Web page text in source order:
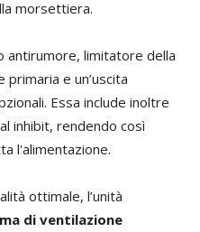
morsettiera.
antirumore, limitatore della
e un’uscita
Essa include inoltre
inhibit, rendendo così
l'alimentazione.
ottimale, l’unità
di ventilazione